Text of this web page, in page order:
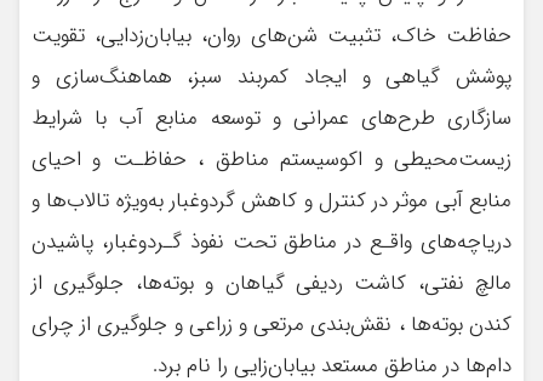
حفاظت خاك، تثبیت شن‌های روان، بیابان‌زدایی، تقویت
پوشش گیاهی و ایجاد كمربند سبز، هماهنگ‌سازی و
سازگاری طرح‌های عمرانی و توسعه منابع آب با شرایط
زیست‌محیطی و اكوسیستم مناطق ، حفاظـت و احیای
منابع آبی موثر در كنترل و كاهش گردوغبار به‌ویژه تالاب‌ها و
دریاچه‌های واقـع در مناطق تحت نفوذ گـردوغبار، پاشیدن
مالچ نفتی، کاشت ردیفی گیاهان و بوته‌ها، جلوگیری از
کندن بوته‌ها ، نقش‌بندی مرتعی و زراعی و جلوگیری از چرای
دام‌ها در مناطق مستعد بیابان‌زایی را نام برد.